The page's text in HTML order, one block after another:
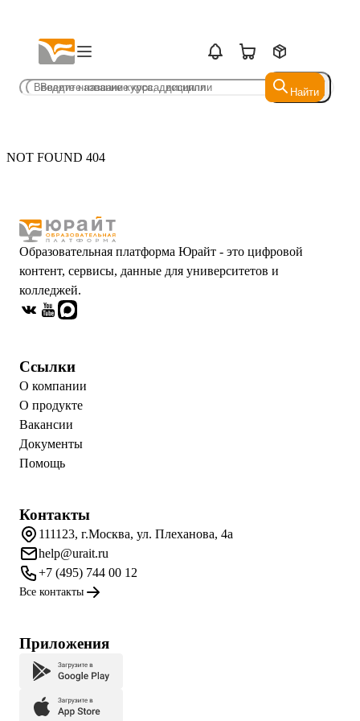
Найти
Найти
NOT FOUND 404
Образовательная платформа Юрайт - это цифровой
контент, сервисы, данные для университетов и
колледжей.
Ссылки
О компании
О продукте
Вакансии
Документы
Помощь
Контакты
111123, г.Москва, ул. Плеханова, 4а
help@urait.ru
+7 (495) 744 00 12
Все контакты
Приложения